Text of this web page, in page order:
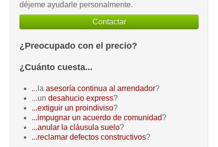
déjeme ayudarle personalmente.
Contactar
¿Preocupado con el precio?
¿Cuánto cuesta...
...la asesoría continua al arrendador?
...un desahucio express?
...extiguir un proindiviso?
...impugnar un acuerdo de comunidad?
...anular la cláusula suelo?
...reclamar defectos constructivos?